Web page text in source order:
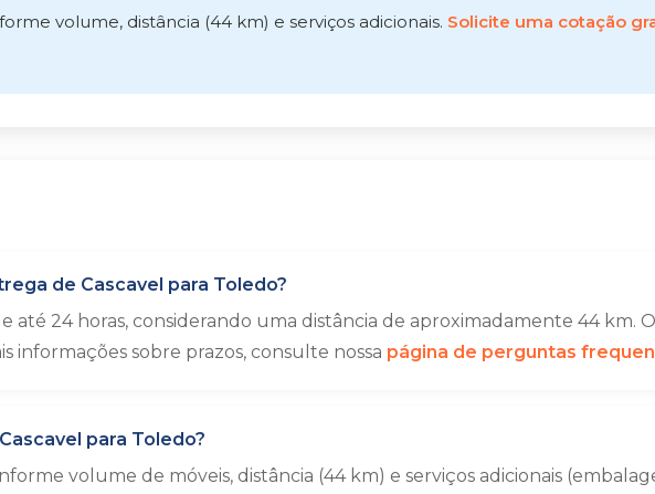
volume, distância (44 km) e serviços adicionais. Solicite uma cotação
de Cascavel para Toledo?
até 24 horas, considerando uma distância de aproximadamente 44 km.
informações sobre prazos, consulte nossa página de perguntas
para Toledo?
volume de móveis, distância (44 km) e serviços adicionais